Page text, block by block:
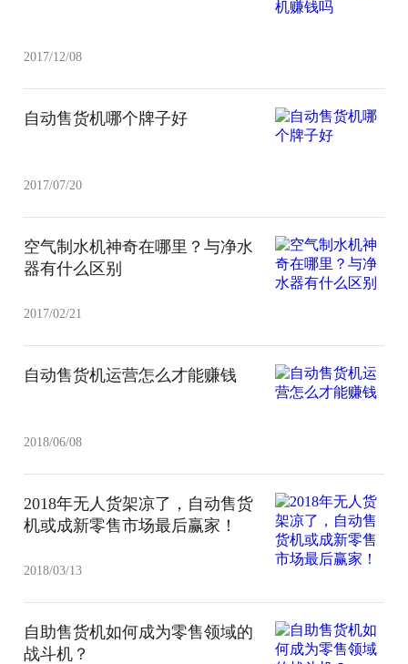
2017/12/08
自动售货机哪个牌子好
2017/07/20
空气制水机神奇在哪里？与净水
器有什么区别
2017/02/21
自动售货机运营怎么才能赚钱
2018/06/08
2018年无人货架凉了，自动售货
机或成新零售市场最后赢家！
2018/03/13
自助售货机如何成为零售领域的
战斗机？